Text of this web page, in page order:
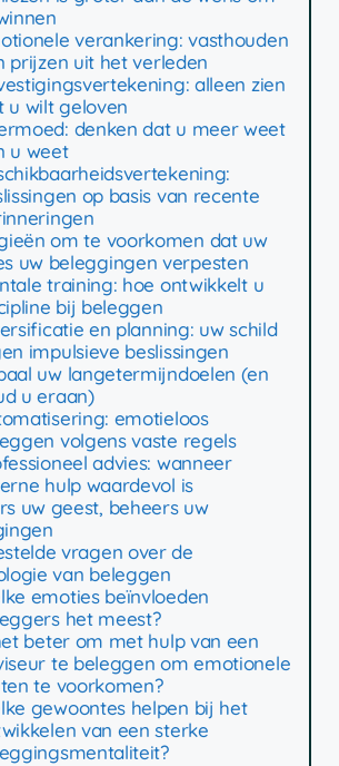
verankering: vasthouden
prijzen uit het verleden
alleen zien
u wilt geloven
denken dat u meer weet
u weet
op basis van recente
om te voorkomen dat uw
uw beleggingen verpesten
training: hoe ontwikkelt u
bij beleggen
en planning: uw schild
impulsieve beslissingen
uw langetermijndoelen (en
u eraan)
emotieloos
volgens vaste regels
advies: wanneer
hulp waardevol is
uw geest, beheers uw
vragen over de
van beleggen
emoties beïnvloeden
het meest?
beter om met hulp van een
te beleggen om emotionele
te voorkomen?
gewoontes helpen bij het
van een sterke